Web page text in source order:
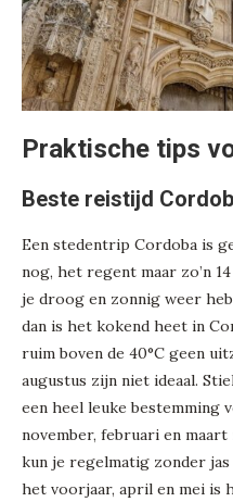
Praktische tips
Beste reistijd
Een stedentrip Cordoba is
nog, het regent maar zo’n
je droog en zonnig weer
dan is het kokend heet in
ruim boven de 40°C geen
augustus zijn niet ideaal.
een heel leuke bestemming
november, februari en
kun je regelmatig zonder
het voorjaar, april en mei is